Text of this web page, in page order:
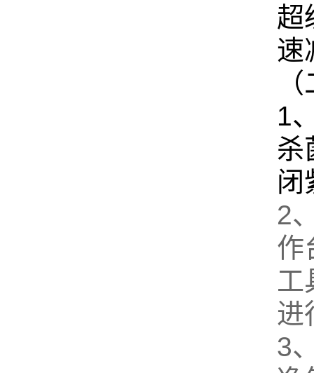
超
速
1
杀
闭
2
作
工
进
3